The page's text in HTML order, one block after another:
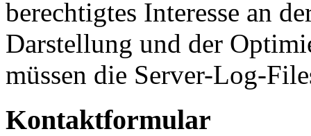
berechtigtes Interesse an
Darstellung und der
müssen die Server-Log-
Kontaktformular